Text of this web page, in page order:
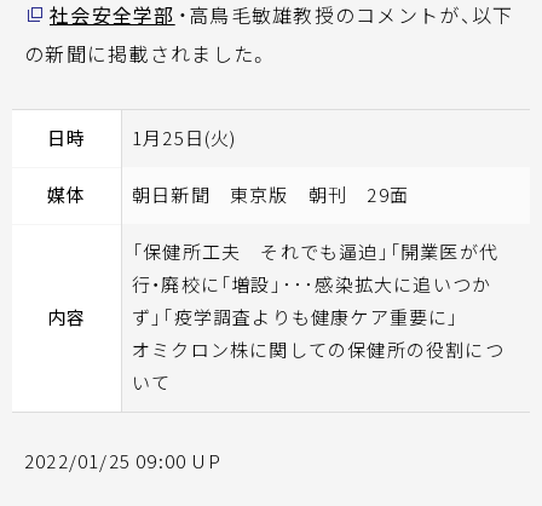
社会安全学部 ・高鳥毛敏雄教授のコメントが、以下
の新聞に掲載されました。
日時 1月25日(火)
媒体 朝日新聞 東京版 朝刊 29面
内容
「保健所工夫 それでも逼迫」「開業医が代
行・廃校に「増設」･･･感染拡大に追いつか
ず」「疫学調査よりも健康ケア重要に」
オミクロン株に関しての保健所の役割につ
いて
2022/01/25 09:00 UP